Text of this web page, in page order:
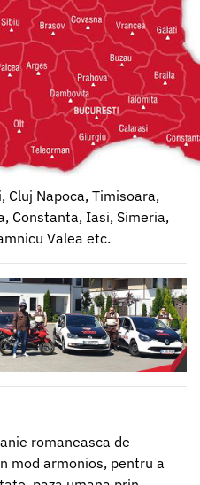
Cluj Napoca, Timisoara,
Constanta, Iasi, Simeria,
Valea etc.
romaneasca de
mod armonios, pentru a